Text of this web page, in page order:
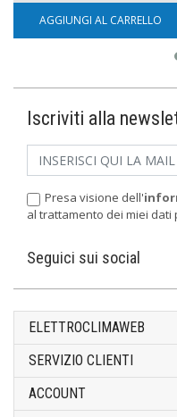
AGGIUNGI AL CARRELLO
Iscriviti alla
Presa visione dell'
al trattamento dei miei
Seguici sui social
ELETTROCLIMAWEB
SERVIZIO CLIENTI
ACCOUNT